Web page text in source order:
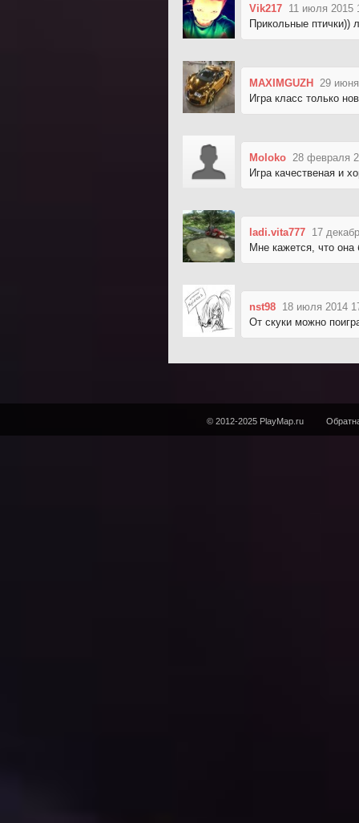
Vik217 11 июля 2015
Прикольные птички))
MAXIMGUZH 29
Игра класс только
Moloko 28 февраля
Игра качественая и
ladi.vita777 17
Мне кажется, что
nst98 18 июля 2014
От скуки можно
© 2012-2025 PlayMap.ru